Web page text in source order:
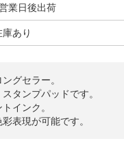
業日後出荷
庫あり
グセラー。
タンプパッドです。
インク。
表現が可能です。